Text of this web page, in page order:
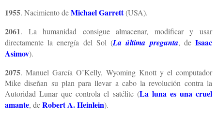
1955. Nacimiento deMichael Garrett(USA).
2061. La humanidad consigue almacenar, modificar y usar
directamente la energía del Sol (La última pregunta, deIsaac
Asimov).
2075. Manuel García O’Kelly, Wyoming Knott y el computador
Mike diseñan su plan para llevar a cabo la revolución contra la
Autoridad Lunar que controla el satélite (La luna es una cruel
amante, deRobert A. Heinlein).